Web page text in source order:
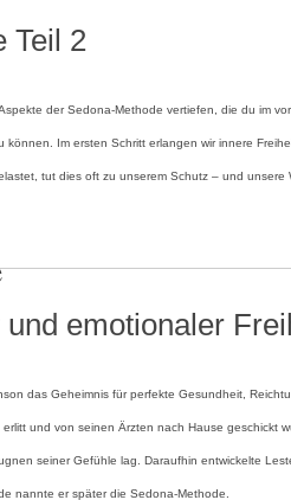
Teil 2
der Sedona-Methode vertiefen, die du im
Im ersten Schritt erlangen wir innere
tut dies oft zu unserem Schutz – und
emotionaler
das Geheimnis für perfekte Gesundheit,
und von seinen Ärzten nach Hause
seiner Gefühle lag. Daraufhin entwickelte
nannte er später die Sedona-Methode.